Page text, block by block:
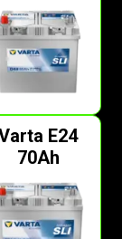
E24
70Ah